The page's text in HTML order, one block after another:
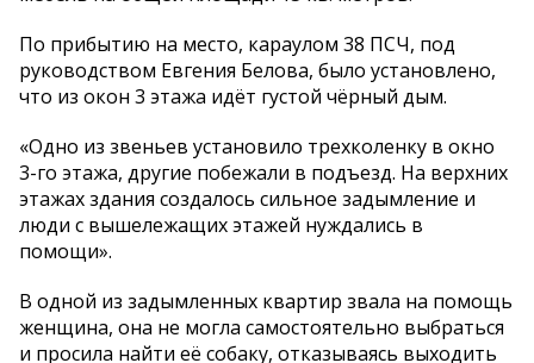
По прибытию на место, караулом 38 ПСЧ, под
руководством Евгения Белова, было установлено,
что из окон 3 этажа идёт густой чёрный дым.
«Одно из звеньев установило трехколенку в окно
3-го этажа, другие побежали в подъезд. На верхних
этажах здания создалось сильное задымление и
люди с вышележащих этажей нуждались в
помощи».
В одной из задымленных квартир звала на помощь
женщина, она не могла самостоятельно выбраться
и просила найти её собаку, отказываясь выходить